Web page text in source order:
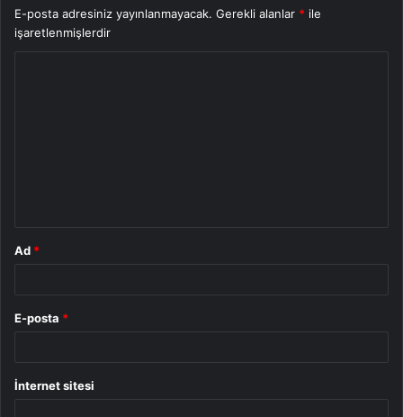
E-posta adresiniz yayınlanmayacak. Gerekli alanlar * ile
işaretlenmişlerdir
Ad *
E-posta *
İnternet sitesi